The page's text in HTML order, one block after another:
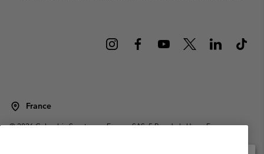
France
©2026Columbia Sportswear Europe SAS. 5 Rue de la Haye, Espace